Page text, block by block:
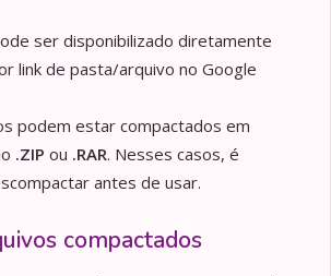
ser disponibilizado diretamente
link de pasta/arquivo no Google
podem estar compactados em
.ZIP ou .RAR. Nesses casos, é
antes de usar.
compactados